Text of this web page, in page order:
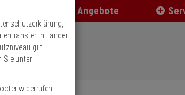
Angebote
in Länder
gilt.
Sie unter
widerrufen.